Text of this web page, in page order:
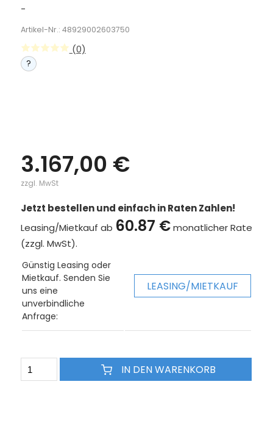
-
Artikel-Nr.: 48929002603750
(0)
?
3.167,00 €
zzgl. MwSt
Jetzt bestellen und einfach in Raten Zahlen!
Leasing/Mietkauf ab 60.87 €monatlicher Rate
(zzgl. MwSt).
Günstig Leasing oder
Mietkauf. Senden Sie
uns eine
unverbindliche
Anfrage:
LEASING/MIETKAUF
IN DEN WARENKORB